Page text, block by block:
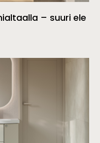
– suuri ele